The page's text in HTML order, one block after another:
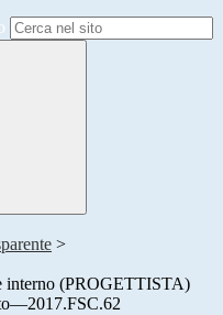
>
interno (PROGETTISTA)